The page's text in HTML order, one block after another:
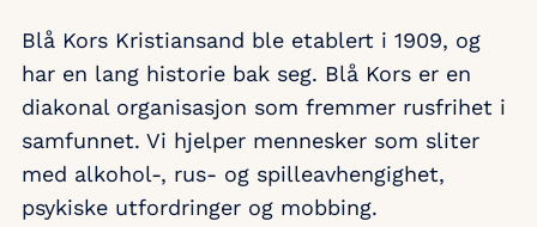
Blå Kors Kristiansand ble etablert i 1909, og
har en lang historie bak seg. Blå Kors er en
diakonal organisasjon som fremmer rusfrihet i
samfunnet. Vi hjelper mennesker som sliter
med alkohol-, rus- og spilleavhengighet,
psykiske utfordringer og mobbing.